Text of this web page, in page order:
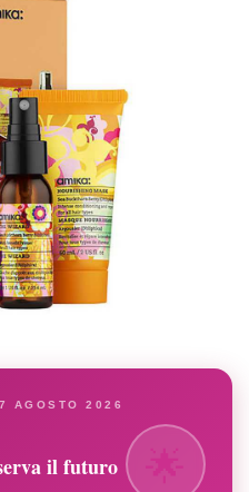
AGOSTO 2026
il futuro